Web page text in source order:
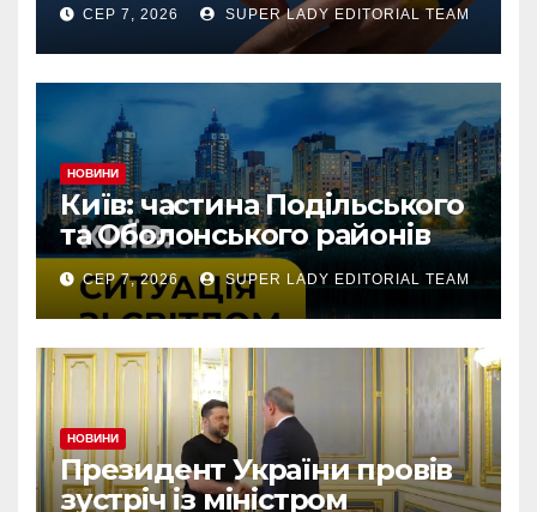
СЕР 7, 2026 SUPER LADY EDITORIAL TEAM
НОВИНИ
Київ: частина Подільського
та Оболонського районів
тимчасово без світла через
аварію
СЕР 7, 2026 SUPER LADY EDITORIAL TEAM
НОВИНИ
Президент України провів
зустріч із міністром